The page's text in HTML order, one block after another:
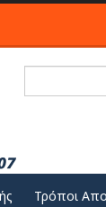
Τρόποι